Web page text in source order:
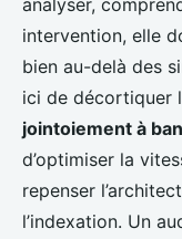
analyser,
intervention, elle
bien au-delà des
ici de décortiquer
jointoiement à
d’optimiser la
repenser
l’indexation. Un